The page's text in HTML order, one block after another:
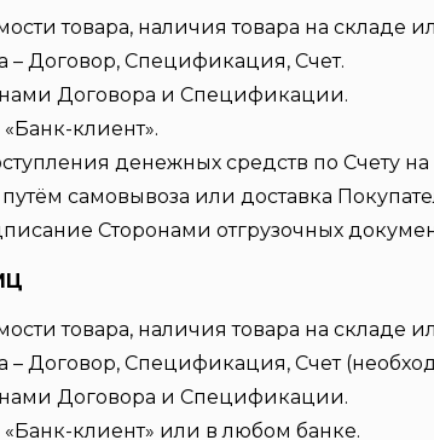
товара, наличия товара на складе
– Договор, Спецификация, Счет.
Договора и Спецификации.
клиент».
денежных средств по Счету на
путём самовывоза или доставка
Сторонами отгрузочных
товара, наличия товара на складе
– Договор, Спецификация, Счет
Договора и Спецификации.
«Банк-клиент» или в любом банке.